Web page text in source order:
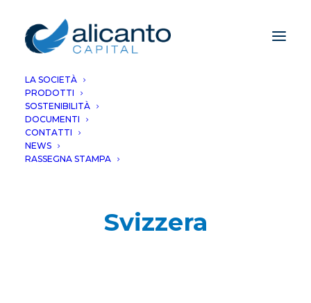
LA SOCIETÀ
PRODOTTI
SOSTENIBILITÀ
DOCUMENTI
CONTATTI
NEWS
RASSEGNA STAMPA
Svizzera